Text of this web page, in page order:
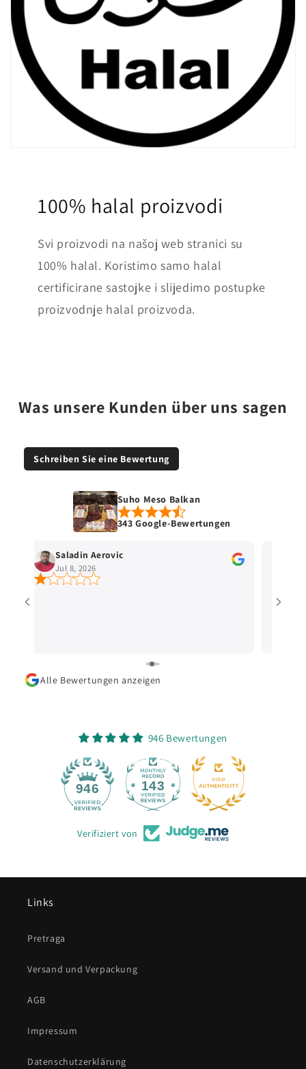
100% halal proizvodi
Svi proizvodi na našoj web stranici su
100% halal. Koristimo samo halal
certificirane sastojke i slijedimo postupke
proizvodnje halal proizvoda.
Was unsere Kunden über uns sagen
Schreiben Sie eine Bewertung
Suho Meso Balkan
343 Google-Bewertungen
Saladin Aerovic
Jul 8, 2026
Alle Bewertungen anzeigen
946 Bewertungen
143
Verifiziert von
Links
Pretraga
Versand und Verpackung
AGB
Impressum
Datenschutzerklärung